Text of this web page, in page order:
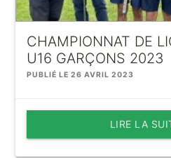
CHAMPIONNAT DE
U16 GARÇONS 2023
PUBLIÉ LE 26 AVRIL 2023
LIRE LA